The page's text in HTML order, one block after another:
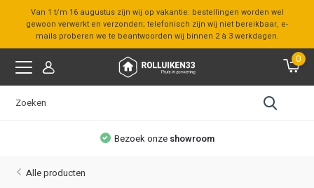
Van 1 t/m 16 augustus zijn wij op vakantie: bestellingen worden wel
gewoon verwerkt en verzonden; telefonisch zijn wij niet bereikbaar, e-
mails proberen we te beantwoorden wij binnen 2 à 3 werkdagen.
0
Bezoek onze showroom
Alle producten